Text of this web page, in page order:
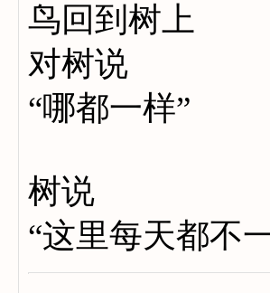
鸟回到树上
对树说
“哪都一样”
树说
“这里每天都不